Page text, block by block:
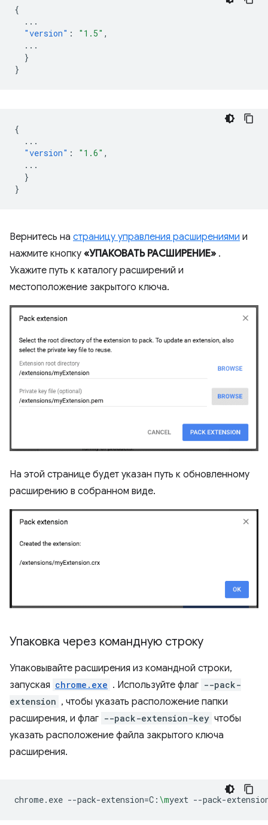
{
...
"version" : "1.5" ,
...
}
}
{
...
"version" : "1.6" ,
...
}
}
Вернитесь на страницу управления расширениями и
нажмите кнопку «УПАКОВАТЬ РАСШИРЕНИЕ» .
Укажите путь к каталогу расширений и
местоположение закрытого ключа.
На этой странице будет указан путь к обновленному
расширению в собранном виде.
Упаковка через командную строку
Упаковывайте расширения из командной строки,
запуская chrome.exe . Используйте флаг --pack-
extension , чтобы указать расположение папки
расширения, и флаг --pack-extension-key чтобы
указать расположение файла закрытого ключа
расширения.
chrome.exe --pack-extension=C: \myext --pack-